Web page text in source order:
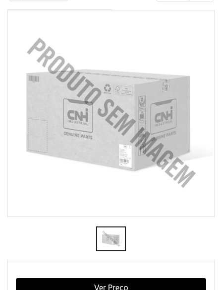
Ver Preço